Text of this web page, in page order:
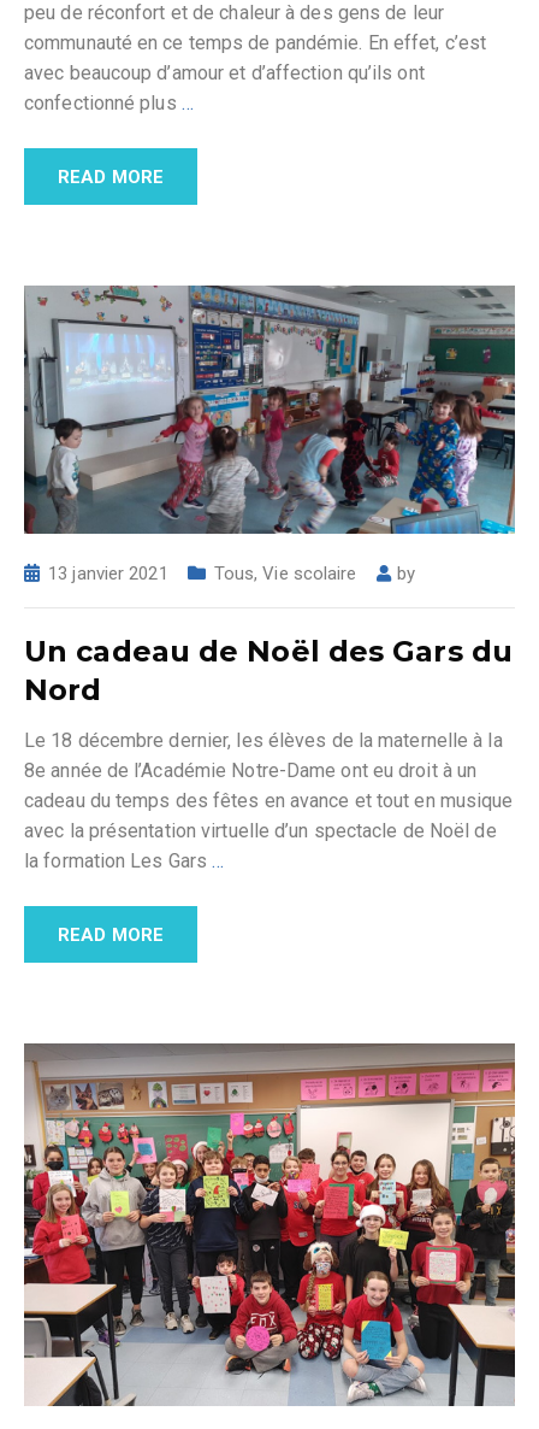
peu de réconfort et de chaleur à des gens de leur
communauté en ce temps de pandémie. En effet, c’est
avec beaucoup d’amour et d’affection qu’ils ont
confectionné plus …
READ MORE
13 janvier 2021 Tous,Vie scolaire by
Un cadeau de Noël des Gars du
Nord
Le 18 décembre dernier, les élèves de la maternelle à la
8e année de l’Académie Notre-Dame ont eu droit à un
cadeau du temps des fêtes en avance et tout en musique
avec la présentation virtuelle d’un spectacle de Noël de
la formation Les Gars…
READ MORE